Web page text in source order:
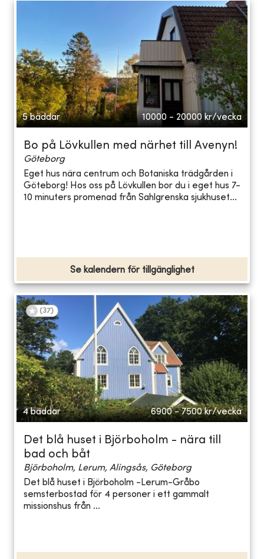
5 bäddar 10000 - 20000 kr/vecka
Bo på Lövkullen med närhet till Avenyn!
Göteborg
Eget hus nära centrum och Botaniska trädgården i
Göteborg! Hos oss på Lövkullen bor du i eget hus 7-
10 minuters promenad från Sahlgrenska sjukhuset...
Se kalendern för tillgänglighet
(37)
4 bäddar 6900 - 7500 kr/vecka
Det blå huset i Björboholm - nära till
bad och båt
Björboholm, Lerum, Alingsås, Göteborg
Det blå huset i Björboholm -Lerum-Gråbo
semsterbostad för 4 personer i ett gammalt
missionshus från ...